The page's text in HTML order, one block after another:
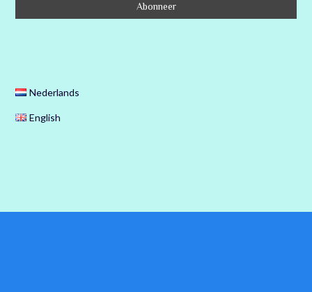
Nederlands
English